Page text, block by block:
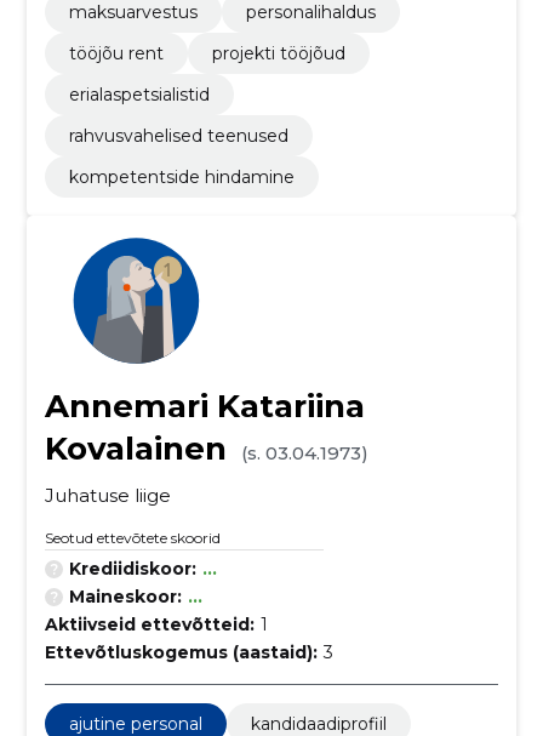
maksuarvestus
personalihaldus
tööjõu rent
projekti tööjõud
erialaspetsialistid
rahvusvahelised teenused
kompetentside hindamine
Annemari Katariina
Kovalainen
(s. 03.04.1973)
Juhatuse liige
Seotud ettevõtete skoorid
Krediidiskoor: ...
Maineskoor: ...
Aktiivseid ettevõtteid: 1
Ettevõtluskogemus (aastaid): 3
ajutine personal
kandidaadiprofiil